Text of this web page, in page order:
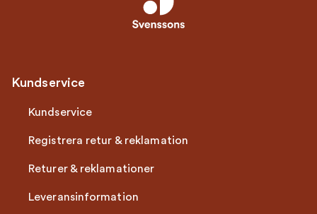
Kundservice
Kundservice
Registrera retur & reklamation
Returer & reklamationer
Leveransinformation